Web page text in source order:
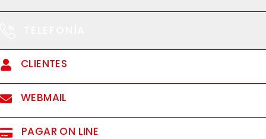
CLIENTES
WEBMAIL
PAGAR ON LINE